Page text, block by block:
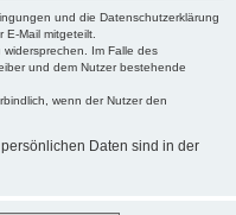
und die Datenschutzerklärung
Mail mitgeteilt.
Im Falle des
und dem Nutzer bestehende
wenn der Nutzer den
Daten sind in der